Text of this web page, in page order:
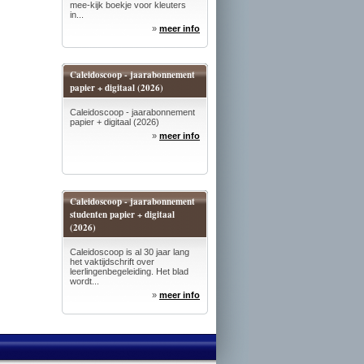
mee-kijk boekje voor kleuters
in...
» meer info
Caleidoscoop - jaarabonnement
papier + digitaal (2026)
Caleidoscoop - jaarabonnement
papier + digitaal (2026)
» meer info
Caleidoscoop - jaarabonnement
studenten papier + digitaal
(2026)
Caleidoscoop is al 30 jaar lang
het vaktijdschrift over
leerlingenbegeleiding. Het blad
wordt...
» meer info